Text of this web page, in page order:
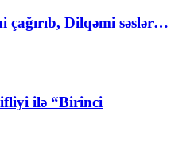
Dilqəmi səslər…
ilə “Birinci